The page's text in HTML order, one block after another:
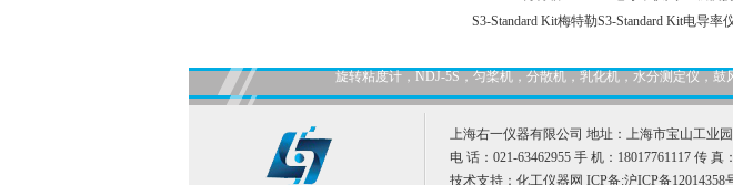
S3-Standard Kit梅特勒S3-Standard Kit电导率
旋转粘度计，NDJ-5S，匀桨机，分散机，乳化机，水分测定仪，
上海右一仪器有限公司 地址：上海市宝山工业
电 话：021-63462955 手 机：18017761117 传 真
技术支持： 化工仪器网 ICP备:沪ICP备12014358